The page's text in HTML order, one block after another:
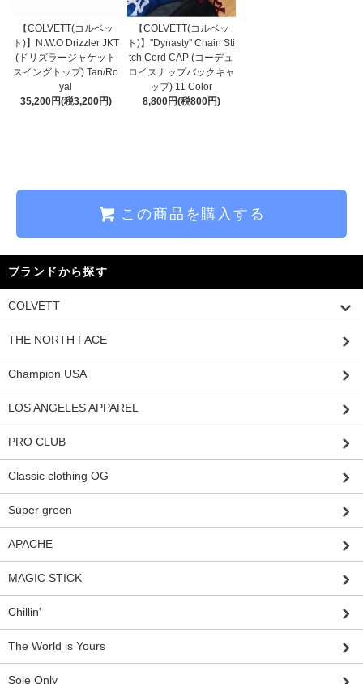
【COLVETT(コルベッ
ト)】N.W.O Drizzler JKT
(ドリズラージャケット
スイングトップ) Tan/Ro
yal
35,200円(税3,200円)
【COLVETT(コルベッ
ト)】"Dynasty" Chain Sti
tch Cord CAP (コーデュ
ロイスナップバックキャ
ップ) 11 Color
8,800円(税800円)
この商品を購入する
ブランドから探す
COLVETT
THE NORTH FACE
Champion USA
LOS ANGELES APPAREL
PRO CLUB
Classic clothing OG
Super green
APACHE
MAGIC STICK
Chillin'
The World is Yours
Sole Only